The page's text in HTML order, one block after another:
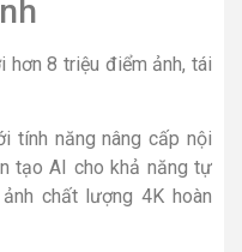
8 triệu điểm ảnh, tái
tính năng nâng cấp nội
tạo AI cho khả năng tự
chất lượng 4K hoàn